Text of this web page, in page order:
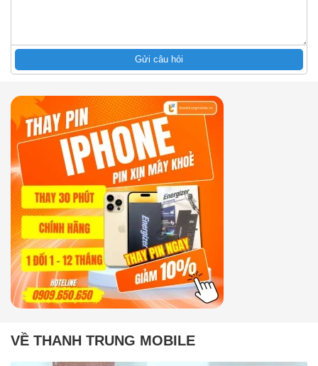
Gửi câu hỏi
VỀ THANH TRUNG MOBILE